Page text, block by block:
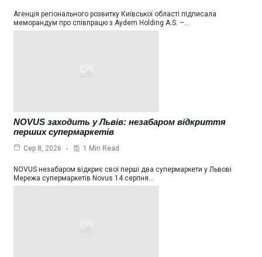
Агенція регіонального розвитку Київської області підписала
меморандум про співпрацю з Aydem Holding A.S. –…
NOVUS заходить у Львів: незабаром відкриття
перших супермаркетів
Сер 8, 2026 1 Min Read
NOVUS незабаром відкриє свої перші два супермаркети у Львові
Мережа супермаркетів Novus 14 серпня…